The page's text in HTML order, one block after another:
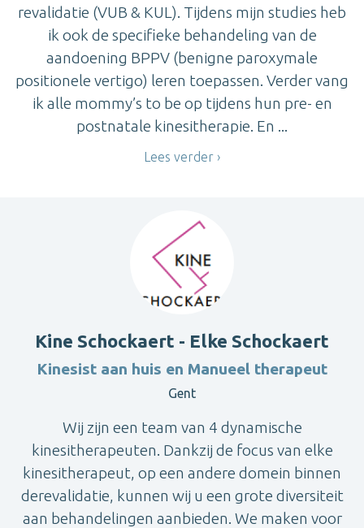
revalidatie (VUB & KUL). Tijdens mijn studies heb
ik ook de specifieke behandeling van de
aandoening BPPV (benigne paroxymale
positionele vertigo) leren toepassen. Verder vang
ik alle mommy’s to be op tijdens hun pre- en
postnatale kinesitherapie. En ...
Lees verder
Kine Schockaert - Elke Schockaert
Kinesist aan huis en Manueel therapeut
Gent
Wij zijn een team van 4 dynamische
kinesitherapeuten. Dankzij de focus van elke
kinesitherapeut, op een andere domein binnen
derevalidatie, kunnen wij u een grote diversiteit
aan behandelingen aanbieden. We maken voor